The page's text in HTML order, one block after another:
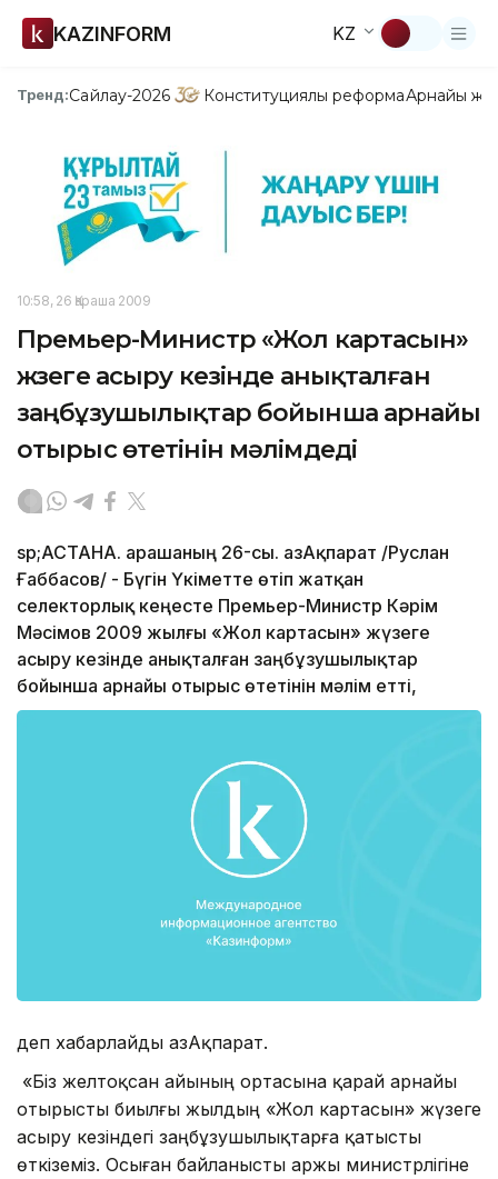
KAZINFORM KZ
Тренд:Сайлау-2026 Конституциялық реформаАрнайы
10:58, 26 Қараша 2009
Премьер-Министр «Жол картасын»
жүзеге асыру кезінде анықталған
заңбұзушылықтар бойынша арнайы
отырыс өтетінін мәлімдеді
sp;АСТАНА. Қарашаның 26-сы. ҚазАқпарат /Руслан
Ғаббасов/ - Бүгін Үкіметте өтіп жатқан
селекторлық кеңесте Премьер-Министр Кәрім
Мәсімов 2009 жылғы «Жол картасын» жүзеге
асыру кезінде анықталған заңбұзушылықтар
бойынша арнайы отырыс өтетінін мәлім етті,
деп хабарлайды ҚазАқпарат.
«Біз желтоқсан айының ортасына қарай арнайы
отырысты биылғы жылдың «Жол картасын» жүзеге
асыру кезіндегі заңбұзушылықтарға қатысты
өткіземіз. Осыған байланысты Қаржы министрлігіне